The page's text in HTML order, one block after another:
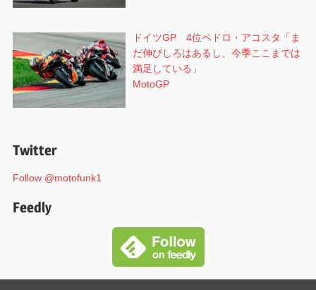
ドイツGP 4位ペドロ・アコスタ「ま
だ伸びしろはあるし、今季ここまでは
満足している」
MotoGP
Twitter
Follow @motofunk1
Feedly